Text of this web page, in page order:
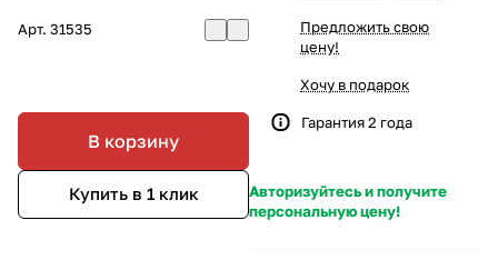
Арт. 31535
В корзину
Купить в 1 клик
Предложить свою
цену!
Хочу в подарок
Гарантия 2 года
Авторизуйтесь и получите
персональную цену!